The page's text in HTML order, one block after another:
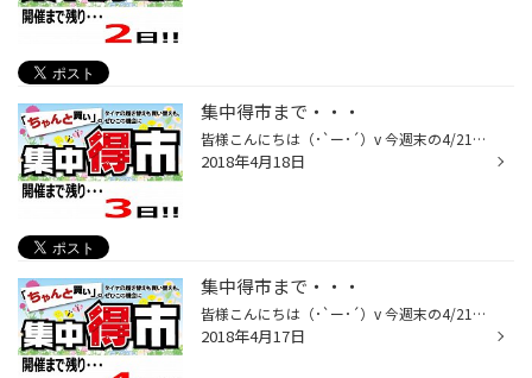
集中得市まで・・・
皆様こんにちは（･`ー･´）v 今週末の4/21(土)～4/30日(日)の期間中、タイヤ館では『集中得市』を開催致します！ ご来店お待ちしておりますm(_ _)m
2018年4月18日
集中得市まで・・・
皆様こんにちは（･`ー･´）v 今週末の4/21(土)～4/30日(日)の期間中、タイヤ館では『集中得市』を開催致します！ ご来店お待ちしておりますm(_ _)m
2018年4月17日